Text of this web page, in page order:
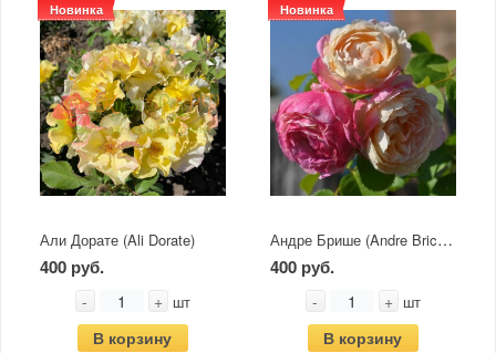
Новинка
Али Дорате (Ali Dorate)
400 руб.
- + шт
В корзину
Новинка
Андре Брише (Andre Brichet )
400 руб.
- + шт
В корзину